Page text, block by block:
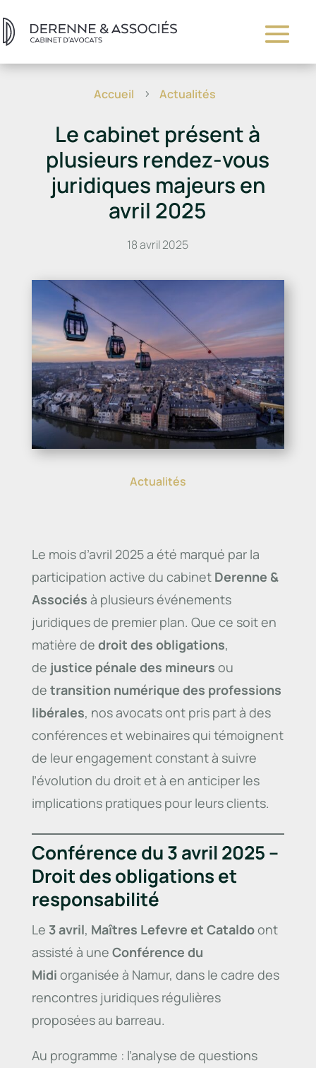
Accueil 5 Actualités
Le cabinet présent à
plusieurs rendez-vous
juridiques majeurs en
avril 2025
18 avril 2025
Actualités
Le mois d’avril 2025 a été marqué par la
participation active du cabinet Derenne &
Associés à plusieurs événements
juridiques de premier plan. Que ce soit en
matière de droit des obligations,
de justice pénale des mineurs ou
de transition numérique des professions
libérales, nos avocats ont pris part à des
conférences et webinaires qui témoignent
de leur engagement constant à suivre
l’évolution du droit et à en anticiper les
implications pratiques pour leurs clients.
Conférence du 3 avril 2025 –
Droit des obligations et
responsabilité
Le 3 avril, Maîtres Lefevre et Cataldoont
assisté à une Conférence du
Midi organisée à Namur, dans le cadre des
rencontres juridiques régulières
proposées au barreau.
Au programme : l’analyse de questions